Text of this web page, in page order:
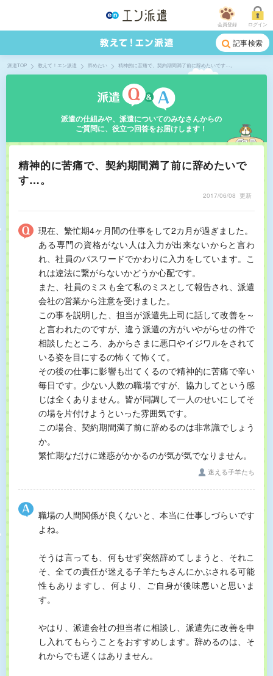
会員登録 ログイン
記事検索
派遣TOP 教えて！エン派遣 辞めたい 精神的に苦痛で、契約期間満了前に辞めたいです…。
派遣の仕組みや、派遣についてのみなさんからの
ご質問に、役立つ回答をお届けします！
精神的に苦痛で、契約期間満了前に辞めたいで
す…。
2017/06/08 更新
現在、繁忙期4ヶ月間の仕事をして2カ月が過ぎました。
ある専門の資格がない人は入力が出来ないからと言わ
れ、社員のパスワードでかわりに入力をしています。こ
れは違法に繋がらないかどうか心配です。
また、社員のミスも全て私のミスとして報告され、派遣
会社の営業から注意を受けました。
この事を説明した、担当が派遣先上司に話して改善を～
と言われたのですが、違う派遣の方がいやがらせの件で
相談したところ、あからさまに悪口やイジワルをされて
いる姿を目にするの怖くて怖くて。
その後の仕事に影響も出てくるので精神的に苦痛で辛い
毎日です。少ない人数の職場ですが、協力してという感
じは全くありません。皆が同調して一人のせいにしてそ
の場を片付けようといった雰囲気です。
この場合、契約期間満了前に辞めるのは非常識でしょう
か。
繁忙期なだけに迷惑がかかるのが気が気でなりません。
迷える子羊たち
職場の人間関係が良くないと、本当に仕事しづらいです
よね。
そうは言っても、何もせず突然辞めてしまうと、それこ
そ、全ての責任が迷える子羊たちさんにかぶされる可能
性もありますし、何より、ご自身が後味悪いと思いま
す。
やはり、派遣会社の担当者に相談し、派遣先に改善を申
し入れてもらうことをおすすめします。辞めるのは、そ
れからでも遅くはありません。